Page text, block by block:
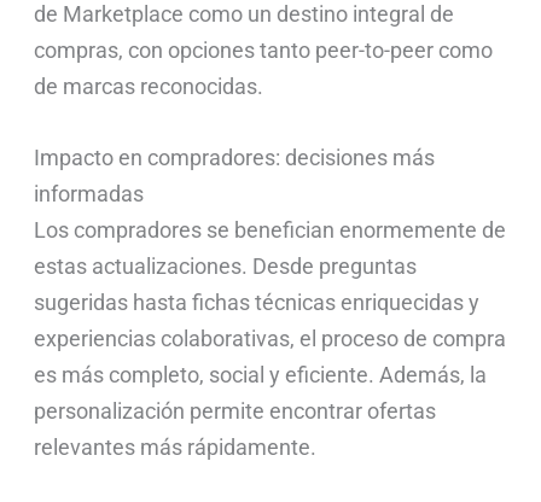
de Marketplace como un destino integral de
compras, con opciones tanto peer-to-peer como
de marcas reconocidas.
Impacto en compradores: decisiones más
informadas
Los compradores se benefician enormemente de
estas actualizaciones. Desde preguntas
sugeridas hasta fichas técnicas enriquecidas y
experiencias colaborativas, el proceso de compra
es más completo, social y eficiente. Además, la
personalización permite encontrar ofertas
relevantes más rápidamente.